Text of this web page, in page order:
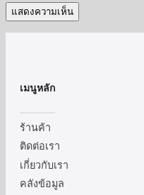
เมนูหลัก
ร้านค้า
ติดต่อเรา
เกี่ยวกับเรา
คลังข้อมูล